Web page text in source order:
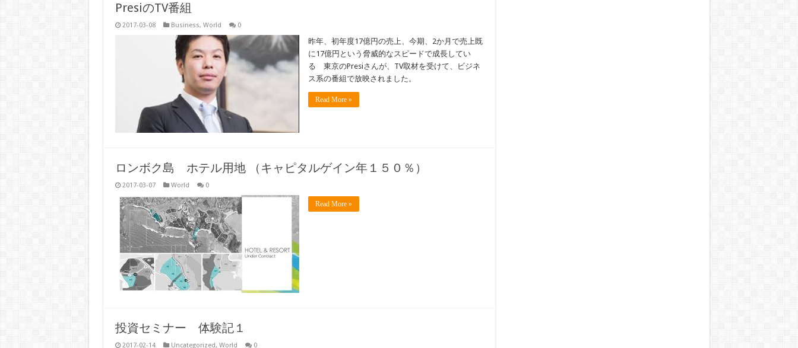
PresiのTV番組
2017-03-08 Business, World 0
昨年、初年度17億円の売上、今期、2か月で売上既
に17億円という脅威的なスピードで成長してい
る 東京のPresiさんが、TV取材を受けて、ビジネ
ス系の番組で放映されました。
Read More »
ロンボク島 ホテル用地 （キャピタルゲイン年１５０％）
2017-03-07 World 0
Read More »
投資セミナー 体験記１
2017-02-14 Uncategorized, World 0